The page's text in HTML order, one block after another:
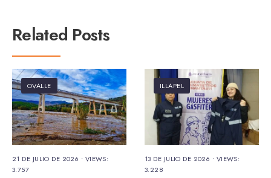
Related Posts
OVALLE
21 DE JULIO DE 2026 • VIEWS:
3.757
ILLAPEL
13 DE JULIO DE 2026 • VIEWS:
3.228